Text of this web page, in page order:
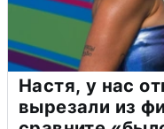
Настя, у нас
вырезали из